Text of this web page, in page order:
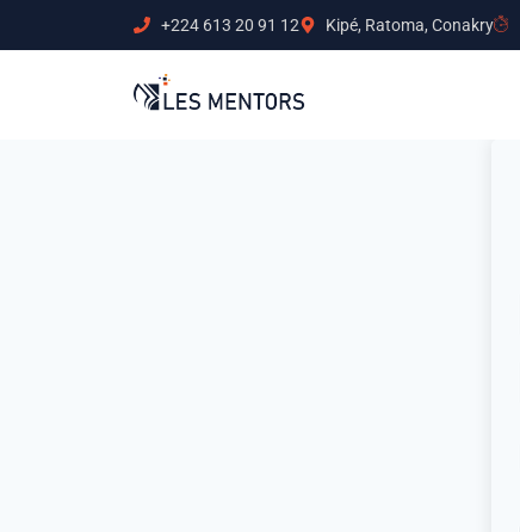
+224 613 20 91 12 Kipé, Ratoma, Conakry